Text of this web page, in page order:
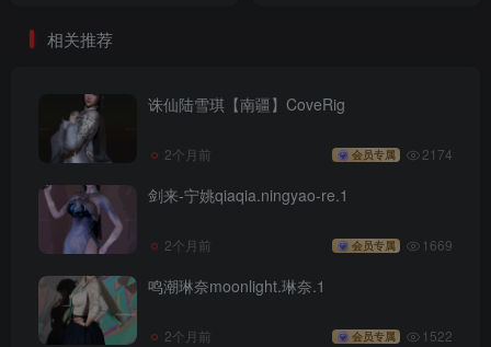
相关推荐
诛仙陆雪琪【南疆】CoveRig
2个月前 会员专属 2174
剑来-宁姚qiaqia.ningyao-re.1
2个月前 会员专属 1669
鸣潮琳奈moonlight.琳奈.1
2个月前 会员专属 1522